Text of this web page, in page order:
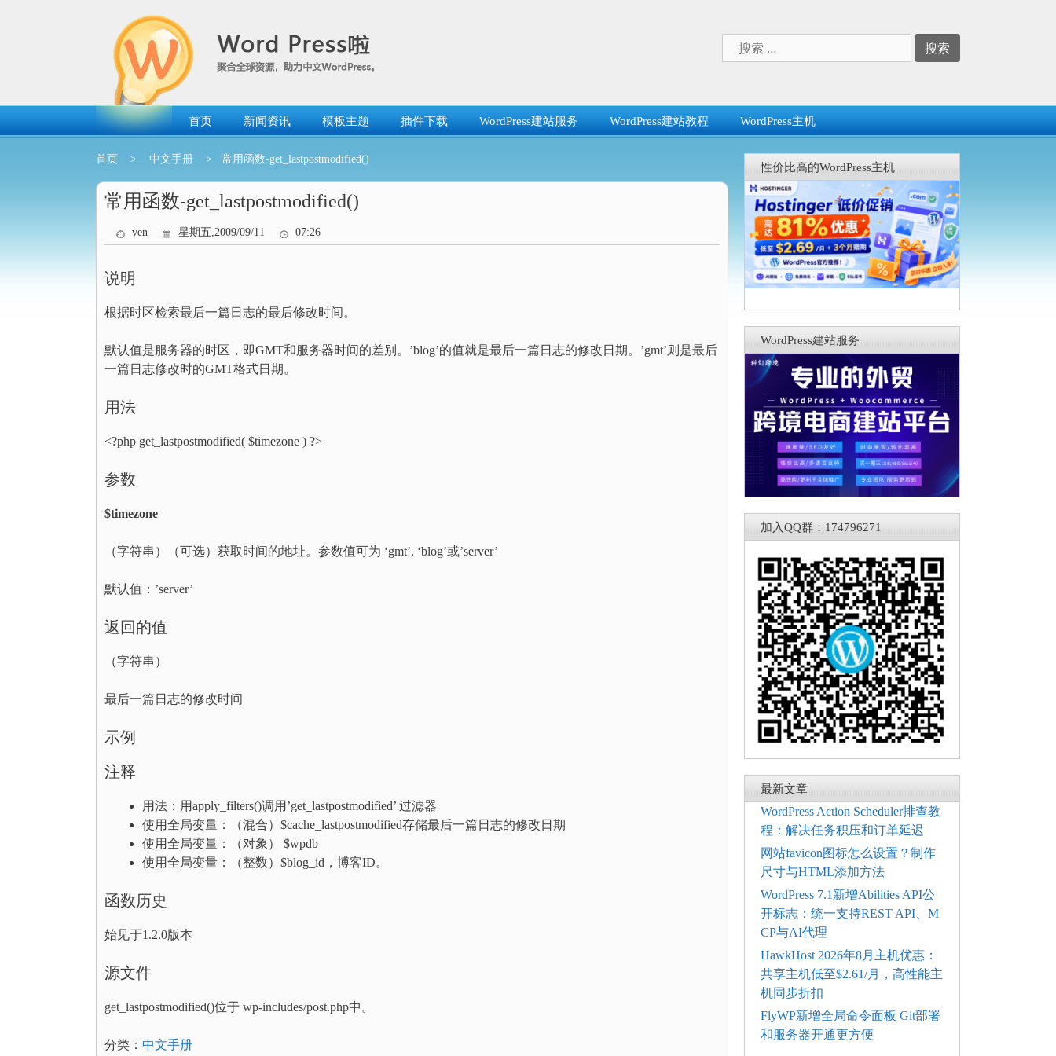
索：
首页 新闻资讯 模板主题 插件下载 WordPress建站服务 WordPress建站教程 WordPress主机
首页 > 中文手册 > 常用函数-get_lastpostmodified()
常用函数-get_lastpostmodified()
ven 星期五,2009/09/11 07:26
说明
根据时区检索最后一篇日志的最后修改时间。
默认值是服务器的时区，即GMT和服务器时间的差别。’blog’的值就是最后一篇日志的修改日期。’gmt’则是最后
一篇日志修改时的GMT格式日期。
用法
<?php get_lastpostmodified( $timezone ) ?>
参数
$timezone
（字符串）（可选）获取时间的地址。参数值可为 ‘gmt’, ‘blog’或’server’
默认值：’server’
返回的值
（字符串）
最后一篇日志的修改时间
示例
注释
用法：用apply_filters()调用’get_lastpostmodified’ 过滤器
使用全局变量：（混合）$cache_lastpostmodified存储最后一篇日志的修改日期
使用全局变量：（对象） $wpdb
使用全局变量：（整数）$blog_id，博客ID。
函数历史
始见于1.2.0版本
源文件
get_lastpostmodified()位于 wp-includes/post.php中。
分类： 中文手册
性价比高的WordPress主机
WordPress建站服务
加入QQ群：174796271
最新文章
WordPress Action Scheduler排查教
程：解决任务积压和订单延迟
网站favicon图标怎么设置？制作
尺寸与HTML添加方法
WordPress 7.1新增Abilities API公
开标志：统一支持REST API、M
CP与AI代理
HawkHost 2026年8月主机优惠：
共享主机低至$2.61/月，高性能主
机同步折扣
FlyWP新增全局命令面板 Git部署
和服务器开通更方便